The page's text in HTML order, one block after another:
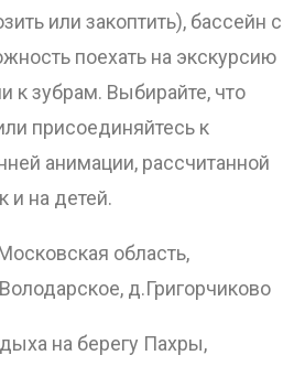
или закоптить), бассейн с
поехать на экскурсию
к зубрам. Выбирайте, что
присоединяйтесь к
анимации, рассчитанной
и на детей.
область,
д.Григорчиково
на берегу Пахры,